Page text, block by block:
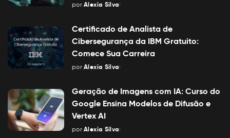
Posted
por Alexia Silva
Certificado de Analista de
Cibersegurança da IBM Gratuito:
Comece Sua Carreira
Posted
por Alexia Silva
Geração de Imagens com IA: Curso do
Google Ensina Modelos de Difusão e
Vertex AI
Posted
por Alexia Silva